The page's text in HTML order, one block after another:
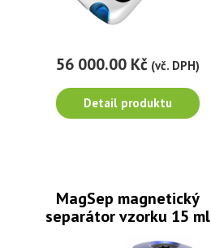
56 000.00 Kč (vč. DPH)
Detail produktu
MagSep magnetický
separátor vzorku 15 ml